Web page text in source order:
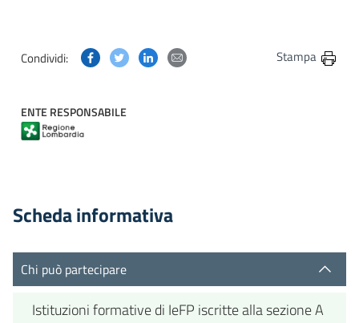
Condividi: Condividi questa pagina su Facebook
Condividi questa pagina su Twitter
Condividi questa pagina su Linkedin
Condividi questa pagina via
Stampa
ENTE RESPONSABILE
Scheda informativa
Chi può partecipare
Istituzioni formative di IeFP iscritte alla sezione A